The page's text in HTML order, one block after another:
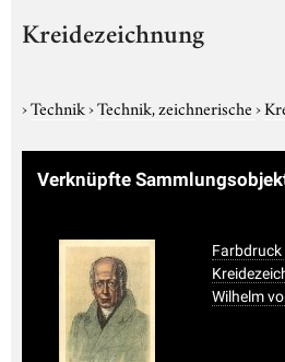
Kreidezeichnung
›Technik›Technik, zeichnerische›
Verknüpfte
Farbdruck
Wilhelm